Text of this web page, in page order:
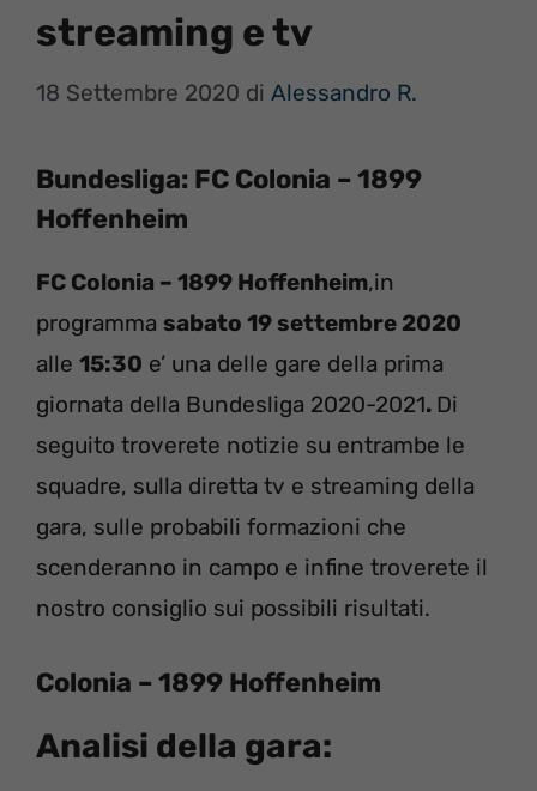
streaming e tv
18 Settembre 2020 di Alessandro R.
Bundesliga: FC Colonia – 1899
Hoffenheim
FC Colonia – 1899 Hoffenheim,in
programma sabato 19 settembre 2020
alle 15:30 e’ una delle gare della prima
giornata della Bundesliga 2020-2021. Di
seguito troverete notizie su entrambe le
squadre, sulla diretta tv e streaming della
gara, sulle probabili formazioni che
scenderanno in campo e infine troverete il
nostro consiglio sui possibili risultati.
Colonia – 1899 Hoffenheim
Analisi della gara: